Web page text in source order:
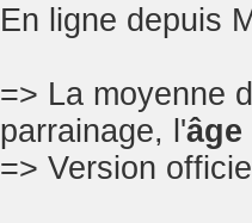
En ligne depuis
=> La moyenne
parrainage, l'
=> Version